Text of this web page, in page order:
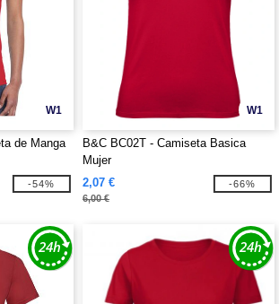
W1
de Manga
-54%
W1
B&C BC02T - Camiseta Basica
Mujer
2,07 €
6,00 €
-66%